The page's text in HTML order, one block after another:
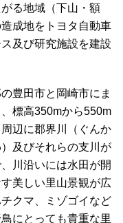
る地域（下山・額
成地をトヨタ自動車
及び研究施設を建設
豊田市と岡崎市にま
標高350mから550m
辺に郡界川（ぐんか
及びそれらの支川が
川沿いには水田が開
美しい里山景観が広
クマ、ミゾゴイなど
にとっても貴重な里